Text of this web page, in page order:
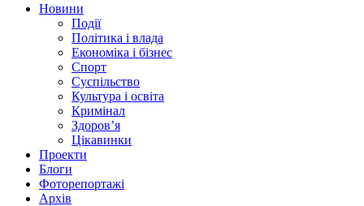
Новини
Події
Політика і влада
Економіка і бізнес
Спорт
Суспільство
Культура і освіта
Кримінал
Здоров’я
Цікавинки
Проекти
Блоги
Фоторепортажі
Архів